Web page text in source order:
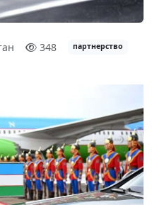
348
партнерство